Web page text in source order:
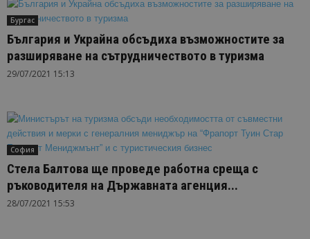
Бургас
България и Украйна обсъдиха възможностите за
разширяване на сътрудничеството в туризма
29/07/2021 15:13
София
Стела Балтова ще проведе работна среща с
ръководителя на Държавната агенция...
28/07/2021 15:53